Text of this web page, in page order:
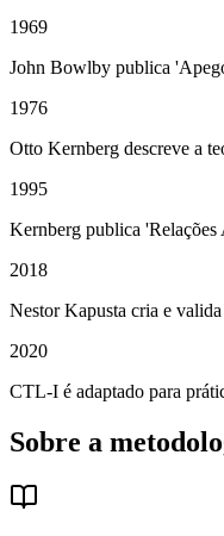
1969
John Bowlby publica
1976
Otto Kernberg descreve a
1995
Kernberg publica
2018
Nestor Kapusta cria e
2020
CTL-I é adaptado para
Sobre a